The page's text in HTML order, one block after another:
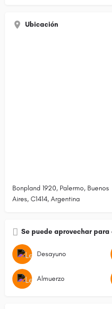
Ubicación
Bonpland 1920, Palermo, Buenos
Aires, C1414, Argentina
Se puede aprovechar para
Desayuno
Almuerzo